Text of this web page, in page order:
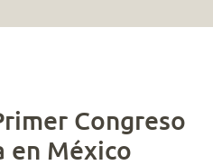
Congreso
en México